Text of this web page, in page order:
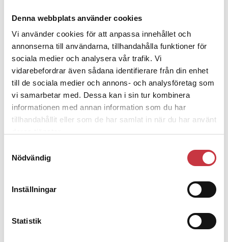
Denna webbplats använder cookies
Vi använder cookies för att anpassa innehållet och
annonserna till användarna, tillhandahålla funktioner för
sociala medier och analysera vår trafik. Vi
vidarebefordrar även sådana identifierare från din enhet
till de sociala medier och annons- och analysföretag som
vi samarbetar med. Dessa kan i sin tur kombinera
informationen med annan information som du har
tillhandahållit eller som de har samlat in när du har använt
Nödvändig
Inställningar
Statistik
Arbetsmiljöverkets långbänk till process mot Polismyndigheten
avseende bullerfrågan avslutas – och börjar på sätt och vis om från
6 februari 2018
Förvaltningsrättens
dom om buller består
Aktuellt
Även kammarrätten ger Arbetsmiljöverket rätt mot
Polismyndigheten i fråga om vite vid uteblivna åtgärder mot buller.
24 oktober 2017
Polismyndigheten vill
Aktuellt
Polismyndigheten har åter överklagat Arbetsmiljöverkets krav på
omhändertas adekvat.